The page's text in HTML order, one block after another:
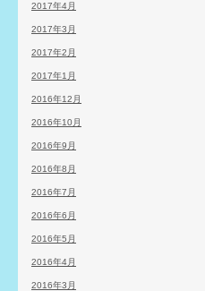
2017年4月
2017年3月
2017年2月
2017年1月
2016年12月
2016年10月
2016年9月
2016年8月
2016年7月
2016年6月
2016年5月
2016年4月
2016年3月